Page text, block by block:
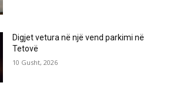
Digjet vetura në një vend parkimi në
Tetovë
10 Gusht, 2026